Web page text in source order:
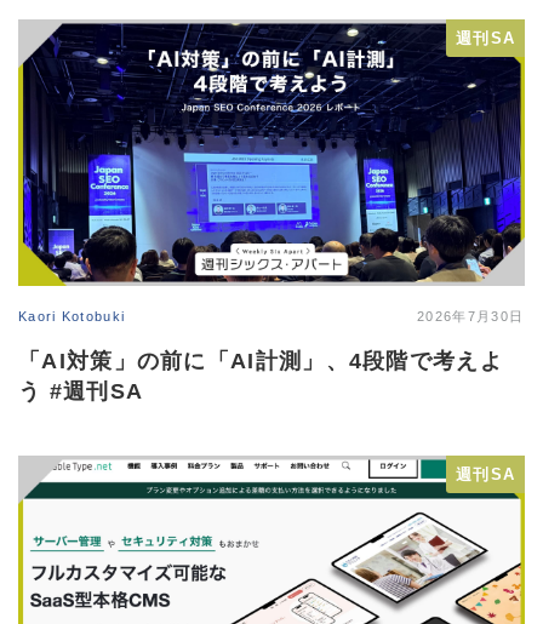
週刊SA
Kaori Kotobuki 2026年7月30日
「AI対策」の前に「AI計測」、4段階で考えよ
う #週刊SA
週刊SA